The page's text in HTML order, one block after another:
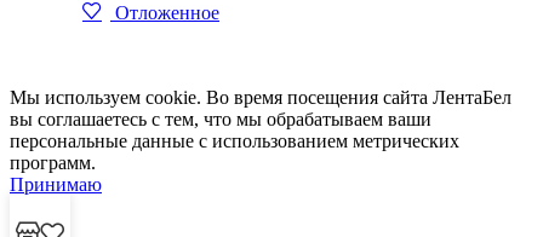
Отложенное
Мы используем cookie. Во время посещения сайта ЛентаБел
вы соглашаетесь с тем, что мы обрабатываем ваши
персональные данные с использованием метрических
программ.
Принимаю